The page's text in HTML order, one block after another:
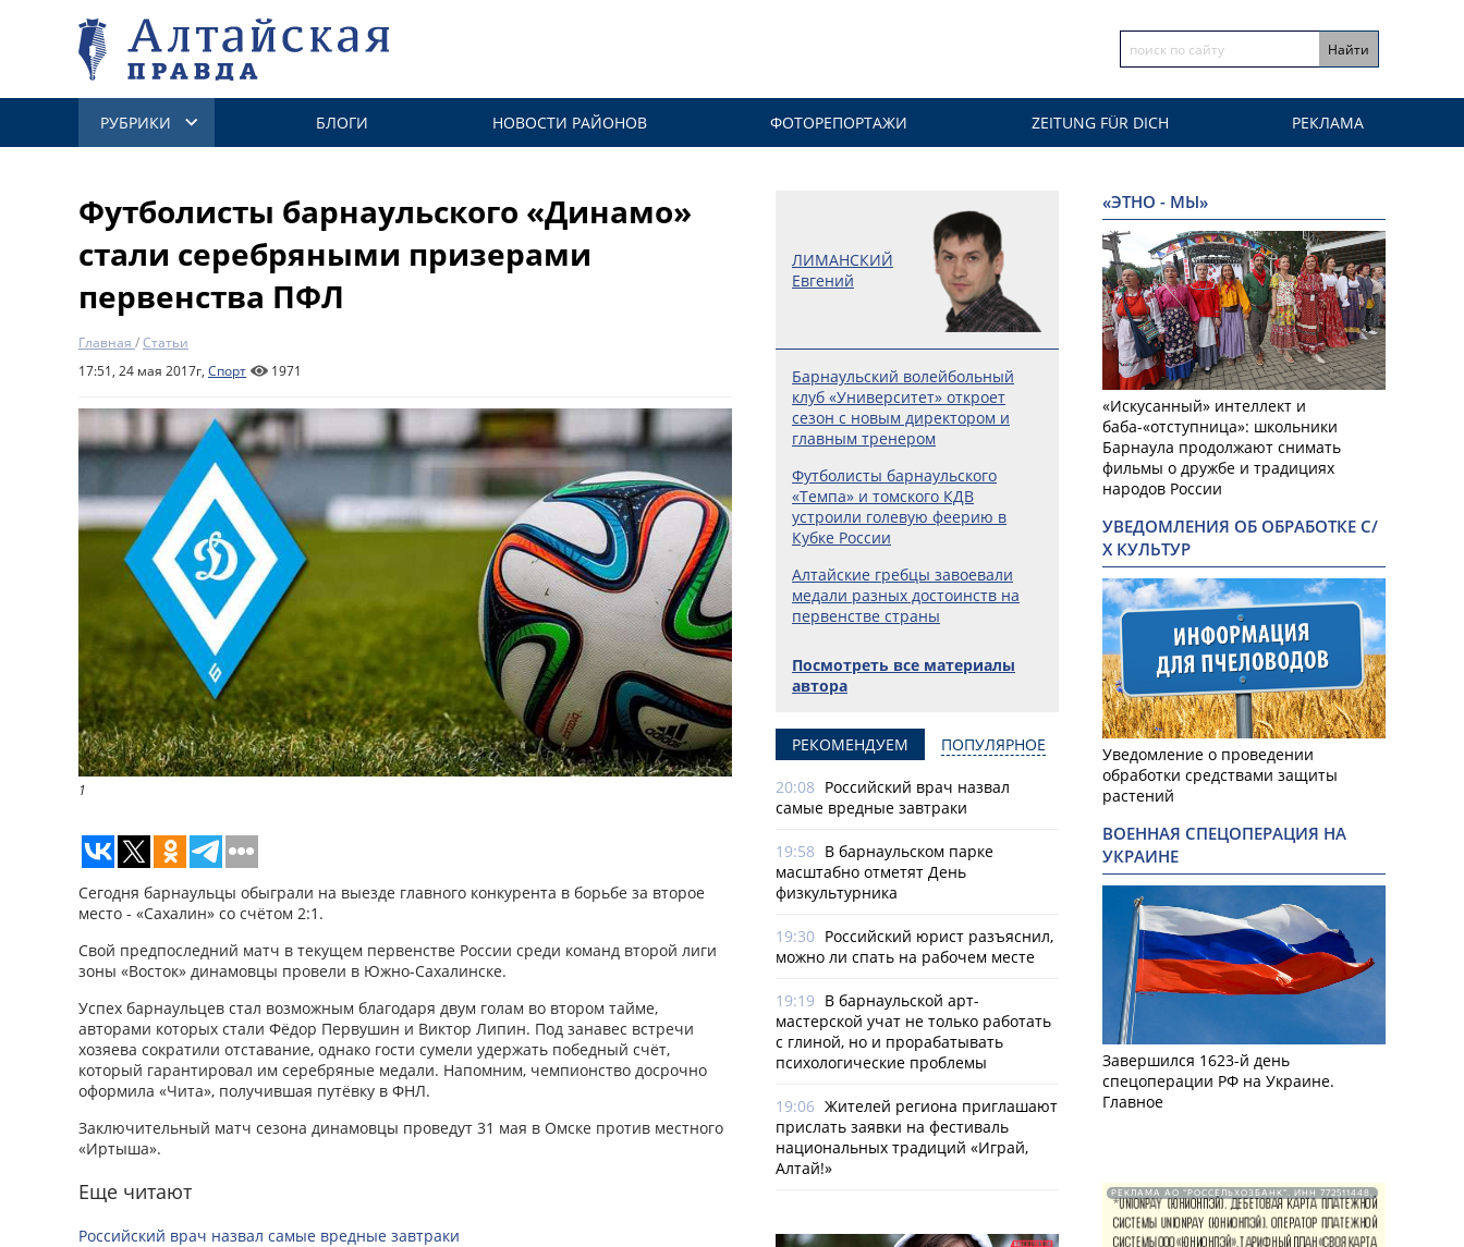
РУБРИКИ БЛОГИ НОВОСТИ РАЙОНОВ ФОТОРЕПОРТАЖИ ZEITUNG FÜR DICH РЕКЛАМА
Футболисты барнаульского «Динамо»
стали серебряными призерами
первенства ПФЛ
Главная /Статьи
17:51, 24 мая 2017г, Спорт 1971
1
Сегодня барнаульцы обыграли на выезде главного конкурента в борьбе за второе
место - «Сахалин» со счётом 2:1.
Свой предпоследний матч в текущем первенстве России среди команд второй лиги
зоны «Восток» динамовцы провели в Южно-Сахалинске.
Успех барнаульцев стал возможным благодаря двум голам во втором тайме,
авторами которых стали Фёдор Первушин и Виктор Липин. Под занавес встречи
хозяева сократили отставание, однако гости сумели удержать победный счёт,
который гарантировал им серебряные медали. Напомним, чемпионство досрочно
оформила «Чита», получившая путёвку в ФНЛ.
Заключительный матч сезона динамовцы проведут 31 мая в Омске против местного
«Иртыша».
Еще читают
Российский врач назвал самые вредные завтраки
ЛИМАНСКИЙ
Евгений
Барнаульский волейбольный
клуб «Университет» откроет
сезон с новым директором и
главным тренером
Футболисты барнаульского
«Темпа» и томского КДВ
устроили голевую феерию в
Кубке России
Алтайские гребцы завоевали
медали разных достоинств на
первенстве страны
Посмотреть все материалы
автора
РЕКОМЕНДУЕМ ПОПУЛЯРНОЕ
20:08 Российский врач назвал
самые вредные завтраки
19:58 В барнаульском парке
масштабно отметят День
физкультурника
19:30 Российский юрист разъяснил,
можно ли спать на рабочем месте
19:19 В барнаульской арт-
мастерской учат не только работать
с глиной, но и прорабатывать
психологические проблемы
19:06 Жителей региона приглашают
прислать заявки на фестиваль
национальных традиций «Играй,
Алтай!»
«ЭТНО - МЫ»
«Искусанный» интеллект и
баба-«отступница»: школьники
Барнаула продолжают снимать
фильмы о дружбе и традициях
народов России
УВЕДОМЛЕНИЯ ОБ ОБРАБОТКЕ С/
Х КУЛЬТУР
Уведомление о проведении
обработки средствами защиты
растений
ВОЕННАЯ СПЕЦОПЕРАЦИЯ НА
УКРАИНЕ
Завершился 1623-й день
спецоперации РФ на Украине.
Главное
РЕКЛАМА АО "РОССЕЛЬХОЗБАНК". ИНН 772511448.